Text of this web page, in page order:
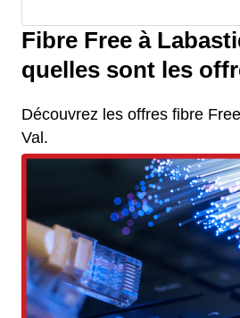
Fibre Free à
quelles sont les
Découvrez les offres fibre
Val.